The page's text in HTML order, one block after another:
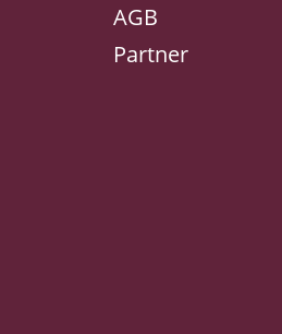
AGB
Partner